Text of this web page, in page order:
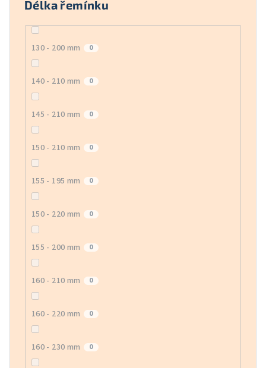
Délka řemínku
130 - 200 mm 0
140 - 210 mm 0
145 - 210 mm 0
150 - 210 mm 0
155 - 195 mm 0
150 - 220 mm 0
155 - 200 mm 0
160 - 210 mm 0
160 - 220 mm 0
160 - 230 mm 0